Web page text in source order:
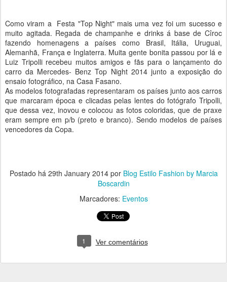
Como viram a Festa "Top Night" mais uma vez foi um sucesso e
muito agitada. Regada de champanhe e drinks á base de Cîroc
fazendo homenagens a países como Brasil, Itália, Uruguai,
Alemanhã, França e Inglaterra. Muita gente bonita passou por lá e
Luiz Tripolli recebeu muitos amigos e fãs para o lançamento do
carro da Mercedes- Benz Top Night 2014 junto a exposição do
ensaio fotográfico, na Casa Fasano.
As modelos fotografadas representaram os países junto aos carros
que marcaram época e clicadas pelas lentes do fotógrafo Tripolli,
que dessa vez, inovou e colocou as fotos coloridas, que de praxe
eram sempre em p/b (preto e branco). Sendo modelos de países
vencedores da Copa.
Postado há 29th January 2014por Blog Estilo Fashion by Marcia
Boscardin
Marcadores: Eventos
1 Ver comentários